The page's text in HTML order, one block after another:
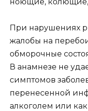
При нарушениях
жалобы на
обморочные
В анамнезе не
симптомов
перенесенной
алкоголем или